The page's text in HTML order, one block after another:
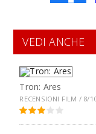
VEDI ANCHE
Tron: Ares
RECENSIONI FILM / 8/